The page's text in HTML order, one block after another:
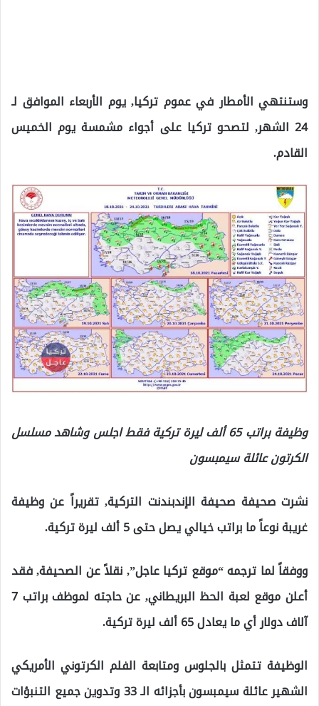
وستنتهي الأمطار في عموم تركيا, يوم الأربعاء الموافق لـ
24 الشهر, لتصحو تركيا على أجواء مشمسة يوم الخميس
القادم.
وظيفة براتب 65 ألف ليرة تركية فقط اجلس وشاهد مسلسل
الكرتون عائلة سيمبسون
نشرت صحيفة صحيفة الإندبندنت التركية, تقريراً عن وظيفة
غريبة نوعاً ما براتب خيالي يصل حتى 5 ألف ليرة تركية.
ووفقاً لما ترجمه “موقع تركيا عاجل”, نقلاً عن الصحيفة, فقد
أعلن موقع لعبة الحظ البريطاني, عن حاجته لموظف براتب 7
آلاف دولار أي ما يعادل 65 ألف ليرة تركية.
الوظيفة تتمثل بالجلوس ومتابعة الفلم الكرتوني الأمريكي
الشهير عائلة سيمبسون بأجزائه الـ 33 وتدوين جميع التنبؤات